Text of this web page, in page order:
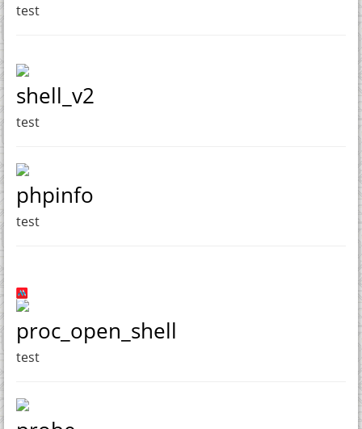
test
shell_v2
test
phpinfo
test
proc_open_shell
test